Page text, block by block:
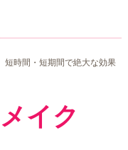
短時間・短期間で絶大な効果
イク